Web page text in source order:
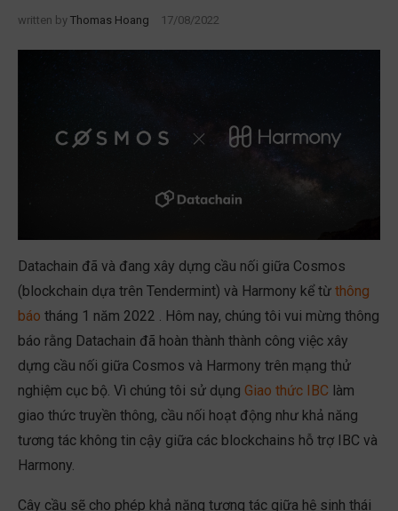
written by Thomas Hoang 17/08/2022
Datachain đã và đang xây dựng cầu nối giữa Cosmos
(blockchain dựa trên Tendermint) và Harmony kể từ thông
báo tháng 1 năm 2022 . Hôm nay, chúng tôi vui mừng thông
báo rằng Datachain đã hoàn thành thành công việc xây
dựng cầu nối giữa Cosmos và Harmony trên mạng thử
nghiệm cục bộ. Vì chúng tôi sử dụng Giao thức IBC làm
giao thức truyền thông, cầu nối hoạt động như khả năng
tương tác không tin cậy giữa các blockchains hỗ trợ IBC và
Harmony.
Cây cầu sẽ cho phép khả năng tương tác giữa hệ sinh thái